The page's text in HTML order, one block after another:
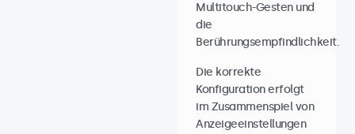
Multitouch-Gesten und
die
Berührungsempfindlichkeit.
Die korrekte
Konfiguration erfolgt
im Zusammenspiel von
Anzeigeeinstellungen